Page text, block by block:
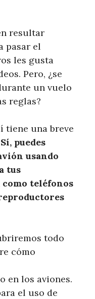
resultar
pasar el
les gusta
Pero, ¿se
un vuelo
reglas?
tiene una breve
Sí, puedes
usando
tus
teléfonos
todo
cómo
en los aviones.
el uso de